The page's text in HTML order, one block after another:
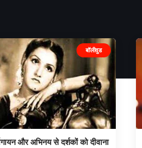
बॉलीवुड
और अभिनय से दर्शकों को दीवाना